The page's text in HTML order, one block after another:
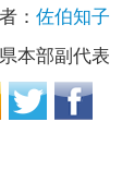
： 佐伯知子
本部副代表